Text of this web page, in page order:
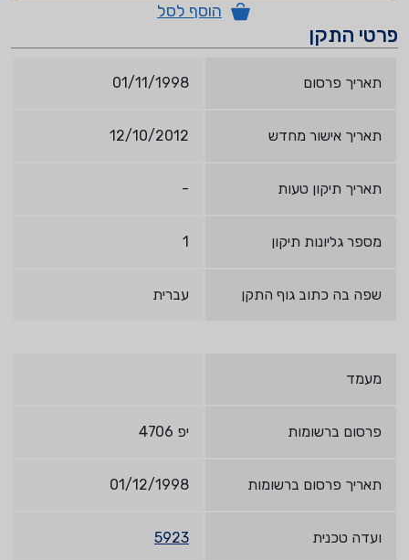
הוסף לסל
פרטי התקן
תאריך פרסום 01/11/1998
תאריך אישור מחדש 12/10/2012
תאריך תיקון טעות -
מספר גליונות תיקון 1
שפה בה כתוב גוף התקן עברית
מעמד
פרסום ברשומות יפ 4706
תאריך פרסום ברשומות 01/12/1998
ועדה טכנית 5923